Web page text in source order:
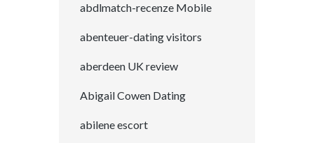
abdlmatch-recenze Mobile
abenteuer-dating visitors
aberdeen UK review
Abigail Cowen Dating
abilene escort